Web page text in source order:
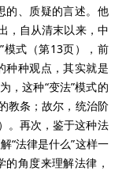
的、质疑的言述。他
，自从清末以来，中
模式（第13页），前
种种观点，其实就是
，这种“变法”模式的
教条；故尔，统治阶
。再次，鉴于这种法
“法律是什么”这样一
角度来理解法律，